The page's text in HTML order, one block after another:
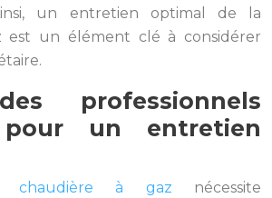
un entretien optimal de la
est un élément clé à considérer
professionnels
pour un entretien
chaudière à gaz nécessite